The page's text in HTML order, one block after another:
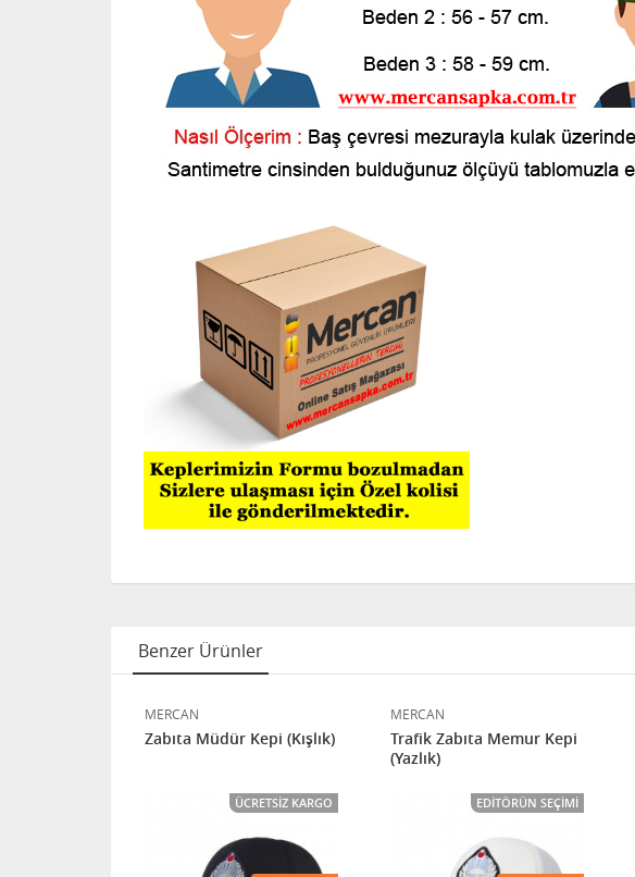
Benzer Ürünler
MERCAN
Zabıta Müdür Kepi (Kışlık)
ÜCRETSIZ KARGO
MERCAN
Trafik Zabıta Memur Kepi
(Yazlık)
EDITÖRÜN SEÇIMI